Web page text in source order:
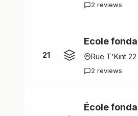
2 reviews
21
Ecole
Rue T'Kint 22
2 reviews
École